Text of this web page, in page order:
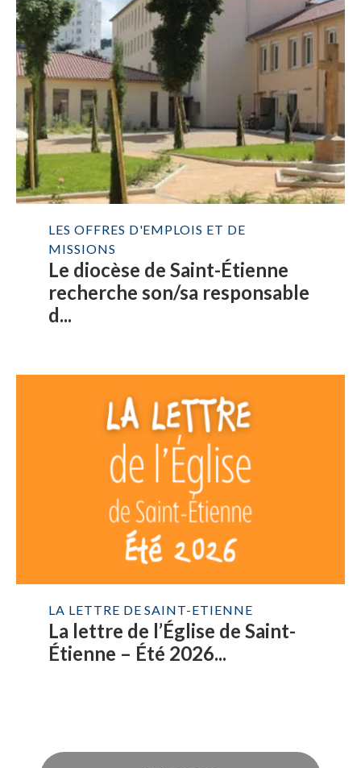
LES OFFRES D'EMPLOIS ET DE
MISSIONS
Le diocèse de Saint-Étienne
recherche son/sa responsable
d...
LA LETTRE DE SAINT-ETIENNE
La lettre de l’Église de Saint-
Étienne – Été 2026...